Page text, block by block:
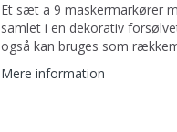
Et sæt a 9 maskermarkører
samlet i en dekorativ
også kan bruges som
Mere information